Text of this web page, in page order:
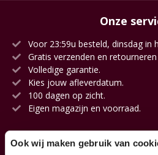
Onze
Voor 23:59u besteld, dinsdag in
Gratis verzenden en
Volledige garantie.
Kies jouw afleverdatum.
100 dagen op zicht.
Eigen magazijn en voorraad.
Ook wij maken gebruik van